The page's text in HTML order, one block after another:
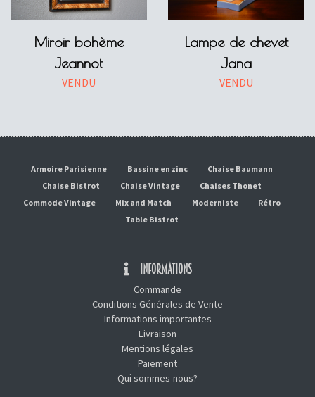
Miroir bohème
Jeannot
VENDU
Lampe de chevet
Jana
VENDU
Armoire Parisienne Bassine en zinc
Chaise Baumann
Chaise Bistrot
Chaise Vintage
Chaises Thonet
Commode Vintage
Mix and Match Moderniste
Rétro
Table Bistrot
INFORMATIONS
Commande
Conditions Générales de Vente
Informations importantes
Livraison
Mentions légales
Paiement
Qui sommes-nous?